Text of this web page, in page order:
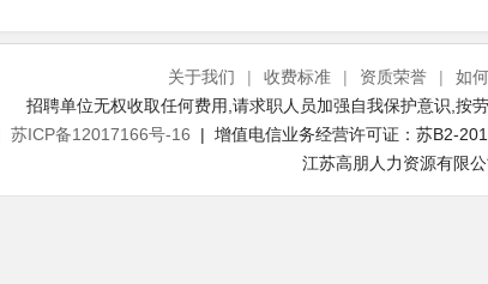
关于我们 | 收费标准 | 资质荣誉 | 如
招聘单位无权收取任何费用,请求职人员加强自我保护意识,按
苏ICP备12017166号-16 | 增值电信业务经营许可证：苏B2-
江苏高朋人力资源有限